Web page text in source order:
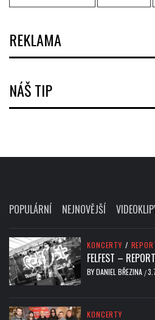
REKLAMA
NÁŠ TIP
POPULÁRNÍ NEJNOVĚJŠÍ
KONCERTY /
FELFEST –
BYDANIEL BŘEZINA /
KONCERTY